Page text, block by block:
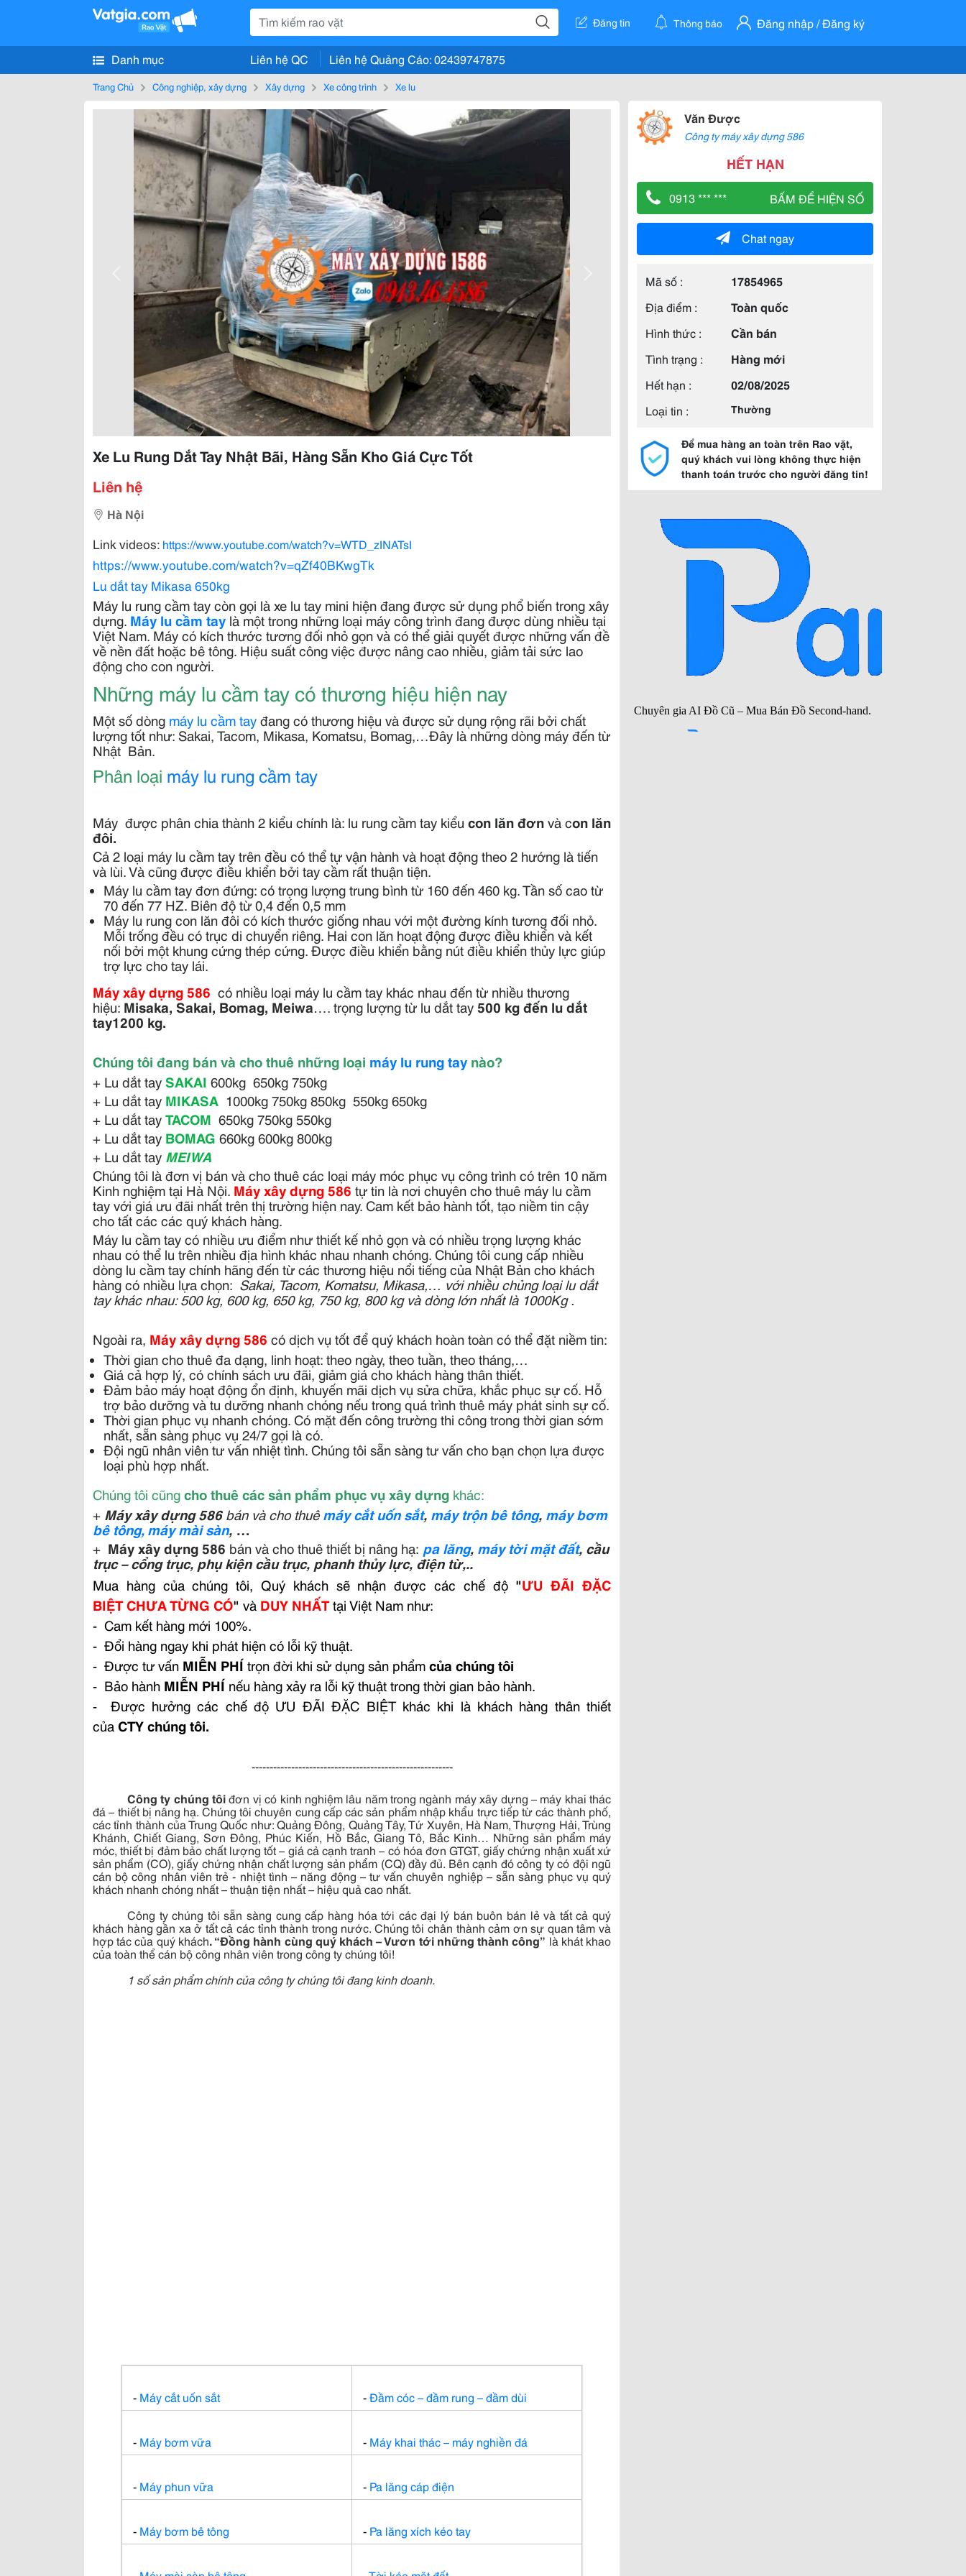
Đăng tin Thông báo Đăng nhập / Đăng ký
Danh mục Liên hệ QC Liên hệ Quảng Cáo: 02439747875
Trang Chủ Công nghiệp, xây dựng Xây dựng Xe công trình Xe lu
Xe Lu Rung Dắt Tay Nhật Bãi, Hàng Sẵn Kho Giá Cực Tốt
Liên hệ
Hà Nội
Link videos: https://www.youtube.com/watch?v=WTD_zINATsI
https://www.youtube.com/watch?v=qZf40BKwgTk
Lu dắt tay Mikasa 650kg
Máy lu rung cầm tay còn gọi là xe lu tay mini hiện đang được sử dụng phổ biến trong xây
dựng. Máy lu cầm tay là một trong những loại máy công trình đang được dùng nhiều tại
Việt Nam. Máy có kích thước tương đối nhỏ gọn và có thể giải quyết được những vấn đề
về nền đất hoặc bê tông. Hiệu suất công việc được nâng cao nhiều, giảm tải sức lao
động cho con người.
Những máy lu cầm tay có thương hiệu hiện nay
Một số dòng máy lu cầm tayđang có thương hiệu và được sử dụng rộng rãi bởi chất
lượng tốt như: Sakai, Tacom, Mikasa, Komatsu, Bomag,…Đây là những dòng máy đến từ
Nhật Bản.
Phân loại máy lu rung cầm tay
Máy được phân chia thành 2 kiểu chính là: lu rung cầm tay kiểu con lăn đơnvà con lăn
đôi.
Cả 2 loại máy lu cầm tay trên đều có thể tự vận hành và hoạt động theo 2 hướng là tiến
và lùi. Và cũng được điều khiển bởi tay cầm rất thuận tiện.
Máy lu cầm tay đơn đứng: có trọng lượng trung bình từ 160 đến 460 kg. Tần số cao từ
70 đến 77 HZ. Biên độ từ 0,4 đến 0,5 mm
Máy lu rung con lăn đôi có kích thước giống nhau với một đường kính tương đối nhỏ.
Mỗi trống đều có trục di chuyển riêng. Hai con lăn hoạt động được điều khiển và kết
nối bởi một khung cứng thép cứng. Được điều khiển bằng nút điều khiển thủy lực giúp
trợ lực cho tay lái.
Máy xây dựng 586 có nhiều loại máy lu cầm tay khác nhau đến từ nhiều thương
hiệu: Misaka, Sakai, Bomag, Meiwa…. trọng lượng từ lu dắt tay500 kg đến lu dắt
tay1200 kg.
Chúng tôi đang bán và cho thuê những loại máy lu rung tay nào?
+ Lu dắt taySAKAI 600kg 650kg 750kg
+ Lu dắt tay MIKASA 1000kg 750kg 850kg 550kg 650kg
+ Lu dắt tayTACOM 650kg 750kg 550kg
+ Lu dắt tay BOMAG 660kg 600kg 800kg
+ Lu dắt tay MEIWA
Chúng tôi là đơn vị bán và cho thuê các loại máy móc phục vụ công trình có trên 10 năm
Kinh nghiệm tại Hà Nội. Máy xây dựng 586 tự tin là nơi chuyên cho thuê máy lu cầm
tay với giá ưu đãi nhất trên thị trường hiện nay. Cam kết bảo hành tốt, tạo niềm tin cậy
cho tất các các quý khách hàng.
Máy lu cầm tay có nhiều ưu điểm như thiết kế nhỏ gọn và có nhiều trọng lượng khác
nhau có thể lu trên nhiều địa hình khác nhau nhanh chóng. Chúng tôi cung cấp nhiều
dòng lu cầm tay chính hãng đến từ các thương hiệu nổi tiếng của Nhật Bản cho khách
hàng có nhiều lựa chọn: Sakai, Tacom, Komatsu, Mikasa,… với nhiều chủng loại lu dắt
tay khác nhau: 500 kg, 600 kg, 650 kg, 750 kg, 800 kg và dòng lớn nhất là 1000Kg .
Ngoài ra, Máy xây dựng 586 có dịch vụ tốt để quý khách hoàn toàn có thể đặt niềm tin:
Thời gian cho thuê đa dạng, linh hoạt: theo ngày, theo tuần, theo tháng,…
Giá cả hợp lý, có chính sách ưu đãi, giảm giá cho khách hàng thân thiết.
Đảm bảo máy hoạt động ổn định, khuyến mãi dịch vụ sửa chữa, khắc phục sự cố. Hỗ
trợ bảo dưỡng và tu dưỡng nhanh chóng nếu trong quá trình thuê máy phát sinh sự cố.
Thời gian phục vụ nhanh chóng. Có mặt đến công trường thi công trong thời gian sớm
nhất, sẵn sàng phục vụ 24/7 gọi là có.
Đội ngũ nhân viên tư vấn nhiệt tình. Chúng tôi sẵn sàng tư vấn cho bạn chọn lựa được
loại phù hợp nhất.
Chúng tôi cũngcho thuê các sản phẩm phục vụ xây dựng khác:
+ Máy xây dựng 586bán và cho thuêmáy cắt uốn sắt, máy trộn bê tông, máy bơm
bê tông,máy mài sàn, …
+ Máy xây dựng 586 bán và cho thuê thiết bị nâng hạ: pa lăng, máy tời mặt đất, cầu
trục – cổng trục, phụ kiện cầu trục, phanh thủy lực, điện từ,..
Mua hàng của chúng tôi, Quý khách sẽ nhận được các chế độ"ƯU ĐÃI ĐẶC
BIỆT CHƯA TỪNG CÓ" và DUY NHẤTtại Việt Nam như:
- Cam kết hàng mới 100%.
- Đổi hàng ngay khi phát hiện có lỗi kỹ thuật.
- Được tư vấn MIỄN PHÍtrọn đời khi sử dụng sản phẩmcủa chúng tôi
- Bảo hành MIỄN PHÍ nếu hàng xảy ra lỗi kỹ thuật trong thời gian bảo hành.
- Được hưởng các chế độ ƯU ĐÃI ĐẶC BIỆT khác khi là khách hàng thân thiết
củaCTY chúng tôi.
--------------------------------------------------------
Công ty chúng tôiđơn vị có kinh nghiệm lâu năm trong ngành máy xây dựng – máy khai thác
đá – thiết bị nâng hạ. Chúng tôi chuyên cung cấp các sản phẩm nhập khẩu trực tiếp từ các thành phố,
các tỉnh thành của Trung Quốc như: Quảng Đông, Quảng Tây, Tứ Xuyên, Hà Nam, Thượng Hải, Trùng
Khánh, Chiết Giang, Sơn Đông, Phúc Kiến, Hồ Bắc, Giang Tô, Bắc Kinh… Những sản phẩm máy
móc, thiết bị đảm bảo chất lượng tốt – giá cả cạnh tranh – có hóa đơn GTGT, giấy chứng nhận xuất xứ
sản phẩm (CO), giấy chứng nhận chất lượng sản phẩm (CQ) đầy đủ. Bên cạnh đó công ty có đội ngũ
cán bộ công nhân viên trẻ - nhiệt tình – năng động – tư vấn chuyên nghiệp – sẵn sàng phục vụ quý
khách nhanh chóng nhất – thuận tiện nhất – hiệu quả cao nhất.
Công ty chúng tôi sẵn sàng cung cấp hàng hóa tới các đại lý bán buôn bán lẻ và tất cả quý
khách hàng gần xa ở tất cả các tỉnh thành trong nước. Chúng tôi chân thành cảm ơn sự quan tâm và
hợp tác của quý khách. “Đồng hành cùng quý khách – Vươn tới những thành công” là khát khao
của toàn thể cán bộ công nhân viên trong công ty chúng tôi!
1 số sản phẩm chính của công ty chúng tôi đang kinh doanh.
- Máy cắt uốn sắt -Đầm cóc – đầm rung – đầm dùi
- Máy bơm vữa - Máy khai thác – máy nghiền đá
- Máy phun vữa - Pa lăng cáp điện
- Máy bơm bê tông - Pa lăng xích kéo tay
Văn Được
Công ty máy xây dựng 586
HẾT HẠN
0913 *** *** BẤM ĐỂ HIỆN SỐ
Chat ngay
Mã số :
17854965
Địa điểm :
Toàn quốc
Hình thức :
Cần bán
Tình trạng :
Hàng mới
Hết hạn :
02/08/2025
Loại tin :
Thường
Để mua hàng an toàn trên Rao vặt,
quý khách vui lòng không thực hiện
thanh toán trước cho người đăng tin!